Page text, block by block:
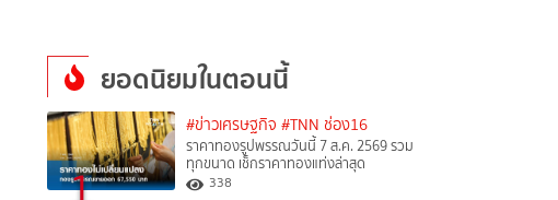
ยอดนิยมในตอนนี้
#ข่าวเศรษฐกิจ #TNN ช่อง16
ราคาทองรูปพรรณวันนี้ 7 ส.ค. 2569 รวม
ทุกขนาด เช็กราคาทองแท่งล่าสุด
338